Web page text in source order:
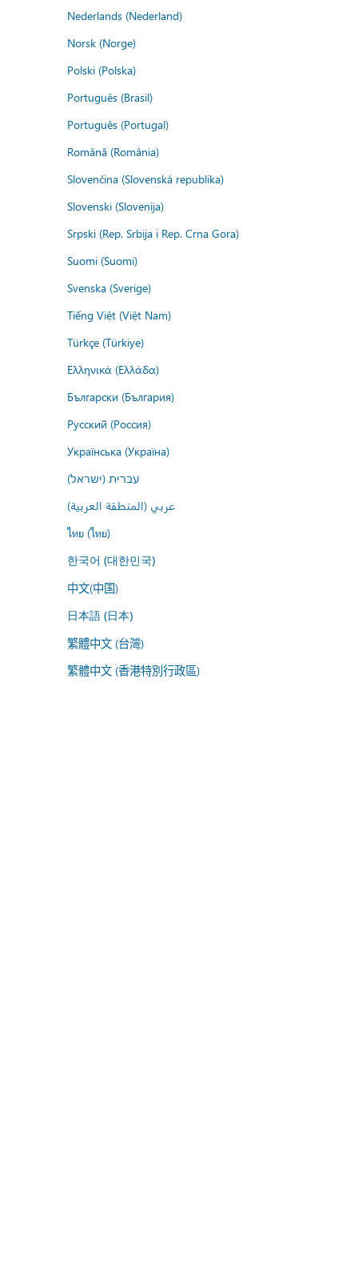
Nederlands (Nederland)
Norsk (Norge)
Polski (Polska)
Português (Brasil)
Português (Portugal)
Română (România)
Slovenčina (Slovenská republika)
Slovenski (Slovenija)
Srpski (Rep. Srbija i Rep. Crna Gora)
Suomi (Suomi)
Svenska (Sverige)
Tiếng Việt (Việt Nam)
Türkçe (Türkiye)
Ελληνικά (Ελλάδα)
Български (България)
Русский (Россия)
Українська (Україна)
עברית (ישראל)
عربي (المنطقة العربية)
ไทย (ไทย)
한국어 (대한민국)
中文(中国)
日本語 (日本)
繁體中文 (台灣)
繁體中文 (香港特別行政區)